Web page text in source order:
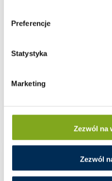
Preferencje
Statystyka
Marketing
Zezwól na
Zezwól
U/TH trójnik